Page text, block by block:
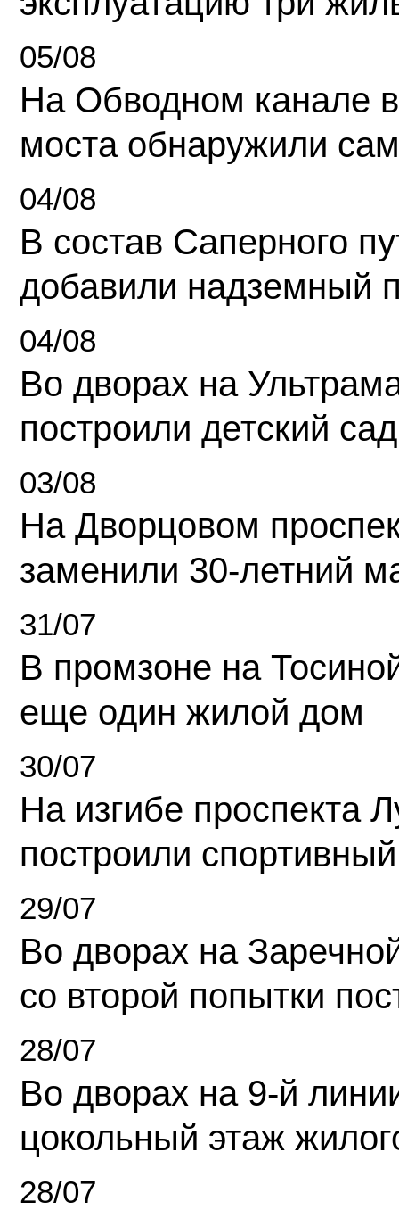
05/08
На Обводном канале
моста обнаружили
04/08
В состав Саперного
добавили надземный
04/08
Во дворах на
построили детский сад
03/08
На Дворцовом
заменили 30-летний
31/07
В промзоне на
еще один жилой дом
30/07
На изгибе проспекта
построили
29/07
Во дворах на
со второй попытки
28/07
Во дворах на 9-й
цокольный этаж
28/07